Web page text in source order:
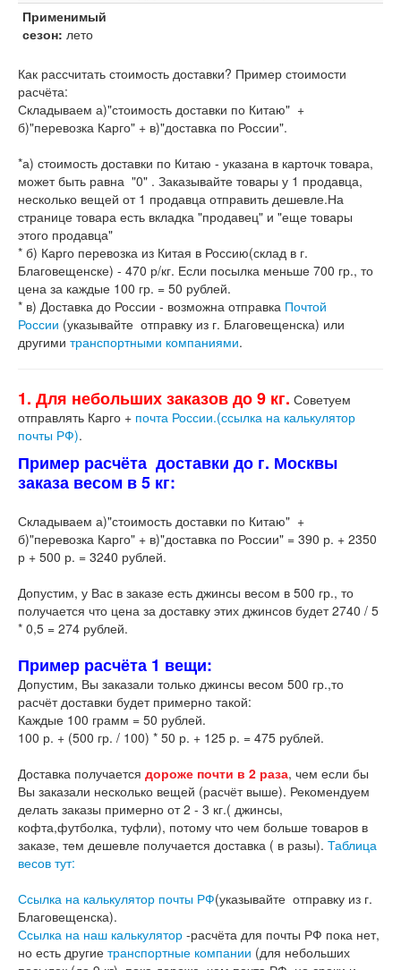
Применимый
сезон: лето
Как рассчитать стоимость доставки? Пример стоимости
расчёта:
Складываем а)"стоимость доставки по Китаю" +
б)"перевозка Карго" + в)"доставка по России".
*а) стоимость доставки по Китаю - указана в карточк товара,
может быть равна "0" . Заказывайте товары у 1 продавца,
несколько вещей от 1 продавца отправить дешевле.На
странице товара есть вкладка "продавец" и "еще товары
этого продавца"
* б) Карго перевозка из Китая в Россию(склад в г.
Благовещенске) - 470 р/кг. Если посылка меньше 700 гр., то
цена за каждые 100 гр. = 50 рублей.
* в) Доставка до России - возможна отправка Почтой
России (указывайте отправку из г. Благовещенска) или
другими транспортными компаниями.
1. Для небольших заказов до 9 кг. Советуем
отправлять Карго + почта России.(ссылка на калькулятор
почты РФ).
Пример расчёта доставки до г. Москвы
заказа весом в 5 кг:
Складываем а)"стоимость доставки по Китаю" +
б)"перевозка Карго" + в)"доставка по России" = 390 р. + 2350
р + 500 р. = 3240 рублей.
Допустим, у Вас в заказе есть джинсы весом в 500 гр., то
получается что цена за доставку этих джинсов будет 2740 / 5
* 0,5 = 274 рублей.
Пример расчёта 1 вещи:
Допустим, Вы заказали только джинсы весом 500 гр.,то
расчёт доставки будет примерно такой:
Каждые 100 грамм = 50 рублей.
100 р. + (500 гр. / 100) * 50 р. + 125 р. = 475 рублей.
Доставка получается дороже почти в 2 раза, чем если бы
Вы заказали несколько вещей (расчёт выше). Рекомендуем
делать заказы примерно от 2 - 3 кг.( джинсы,
кофта,футболка, туфли), потому что чем больше товаров в
заказе, тем дешевле получается доставка ( в разы). Таблица
весов тут:
Ссылка на калькулятор почты РФ(указывайте отправку из г.
Благовещенска).
Ссылка на наш калькулятор -расчёта для почты РФ пока нет,
но есть другие транспортные компании (для небольших